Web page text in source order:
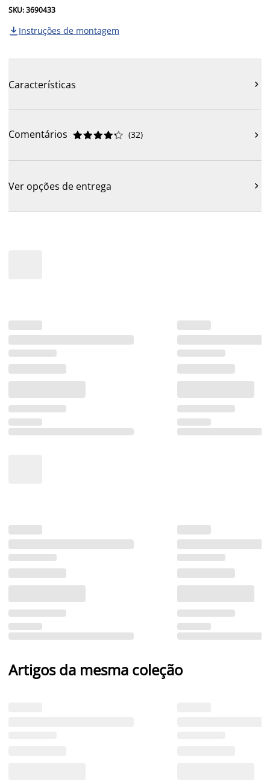
SKU: 3690433
 Instruções de montagem
Características 
Comentários 




 (32) 
Ver opções de entrega 
Artigos da mesma coleção